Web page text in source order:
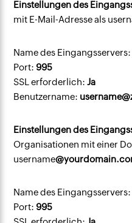
Einstellungen des
mit E-Mail-Adresse als
Name des Eingangsservers:
Port: 995
SSL erforderlich:Ja
Benutzername:
Einstellungen des
Organisationen mit einer
username
Name des Eingangsservers:
Port: 995